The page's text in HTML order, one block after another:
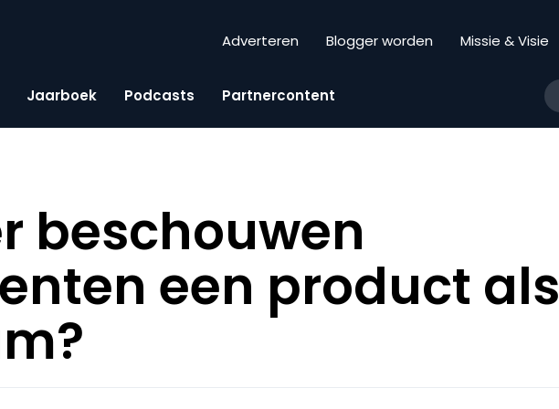
Adverteren Blogger worden Missie & Visie
Jaarboek Podcasts Partnercontent
beschouwen
een product als